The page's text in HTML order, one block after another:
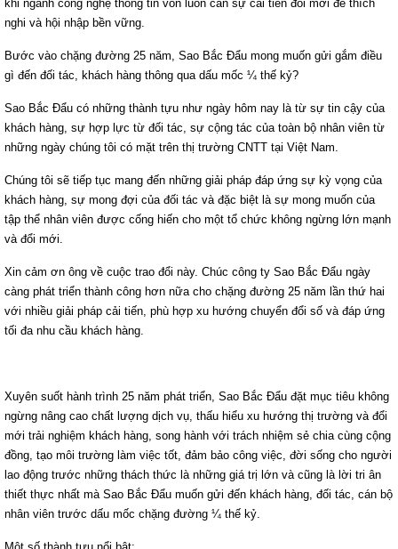
khi ngành công nghệ thông tin vốn luôn cần sự cải tiến đổi mới để thích
nghi và hội nhập bền vững.
Bước vào chặng đường 25 năm, Sao Bắc Đẩu mong muốn gửi gắm điều
gì đến đối tác, khách hàng thông qua dấu mốc ¼ thế kỷ?
Sao Bắc Đẩu có những thành tựu như ngày hôm nay là từ sự tin cậy của
khách hàng, sự hợp lực từ đối tác, sự cộng tác của toàn bộ nhân viên từ
những ngày chúng tôi có mặt trên thị trường CNTT tại Việt Nam.
Chúng tôi sẽ tiếp tục mang đến những giải pháp đáp ứng sự kỳ vọng của
khách hàng, sự mong đợi của đối tác và đặc biệt là sự mong muốn của
tập thể nhân viên được cống hiến cho một tổ chức không ngừng lớn mạnh
và đổi mới.
Xin cảm ơn ông về cuộc trao đổi này. Chúc công ty Sao Bắc Đẩu ngày
càng phát triển thành công hơn nữa cho chặng đường 25 năm lần thứ hai
với nhiều giải pháp cải tiến, phù hợp xu hướng chuyển đổi số và đáp ứng
tối đa nhu cầu khách hàng.
Xuyên suốt hành trình 25 năm phát triển, Sao Bắc Đẩu đặt mục tiêu không
ngừng nâng cao chất lượng dịch vụ, thấu hiểu xu hướng thị trường và đổi
mới trải nghiệm khách hàng, song hành với trách nhiệm sẻ chia cùng cộng
đồng, tạo môi trường làm việc tốt, đảm bảo công việc, đời sống cho người
lao động trước những thách thức là những giá trị lớn và cũng là lời tri ân
thiết thực nhất mà Sao Bắc Đẩu muốn gửi đến khách hàng, đối tác, cán bộ
nhân viên trước dấu mốc chặng đường ¼ thế kỷ.